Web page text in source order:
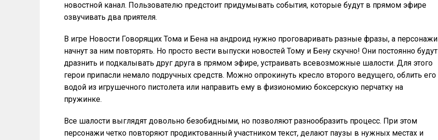
новостной канал. Пользователю предстоит придумывать события, которые будут в прямом эфире
озвучивать два приятеля.
В игре Новости Говорящих Тома и Бена на андроид нужно проговаривать разные фразы, а персонажи
начнут за ним повторять. Но просто вести выпуски новостей Тому и Бену скучно! Они постоянно будут
дразнить и подкалывать друг друга в прямом эфире, устраивать всевозможные шалости. Для этого
герои припасли немало подручных средств. Можно опрокинуть кресло второго ведущего, облить его
водой из игрушечного пистолета или направить ему в физиономию боксерскую перчатку на
пружинке.
Все шалости выглядят довольно безобидными, но позволяют разнообразить процесс. При этом
персонажи четко повторяют продиктованный участником текст, делают паузы в нужных местах и